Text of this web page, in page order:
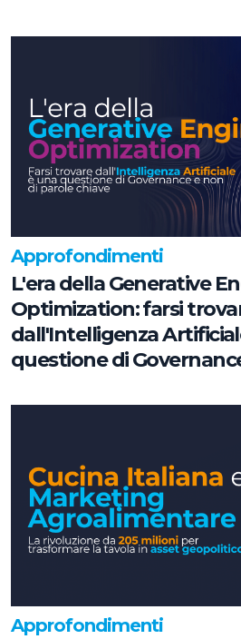
Approfondimenti
L'era della Generative
Optimization: farsi
dall'Intelligenza
questione di
Approfondimenti